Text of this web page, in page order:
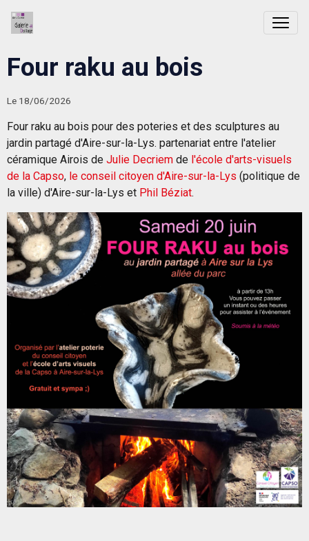
Four raku au bois
Le 18/06/2026
Four raku au bois pour des poteries et des sculptures au
jardin partagé d'Aire-sur-la-Lys. partenariat entre l'atelier
céramique Airois de Julie Decriem de l'école d'arts-visuels
de la Capso, le conseil citoyen d'Aire-sur-la-Lys (politique de
la ville) d'Aire-sur-la-Lys et Phil Béziat.